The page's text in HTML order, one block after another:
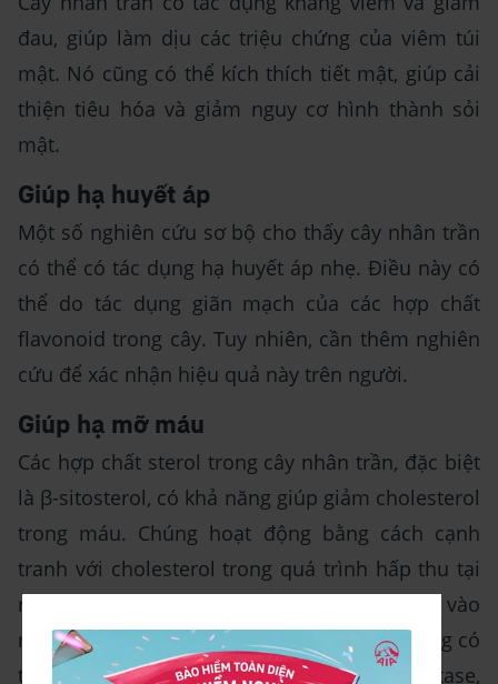
đau, giúp làm dịu các triệu chứng của viêm túi
mật. Nó cũng có thể kích thích tiết mật, giúp cải
thiện tiêu hóa và giảm nguy cơ hình thành sỏi
mật.
Giúp hạ huyết áp
Một số nghiên cứu sơ bộ cho thấy cây nhân trần
có thể có tác dụng hạ huyết áp nhẹ. Điều này có
thể do tác dụng giãn mạch của các hợp chất
flavonoid trong cây. Tuy nhiên, cần thêm nghiên
cứu để xác nhận hiệu quả này trên người.
Giúp hạ mỡ máu
Các hợp chất sterol trong cây nhân trần, đặc biệt
là β-sitosterol, có khả năng giúp giảm cholesterol
trong máu. Chúng hoạt động bằng cách cạnh
tranh với cholesterol trong quá trình hấp thu tại
ruột, từ đó làm giảm lượng cholesterol đi vào
máu. Ngoài ra, flavonoid trong nhân trần cũng có
tác dụng ức chế enzyme HMG-CoA reductase,